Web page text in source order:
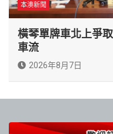
本澳新聞
橫琴單牌車北上爭
車流
2026年8月7日